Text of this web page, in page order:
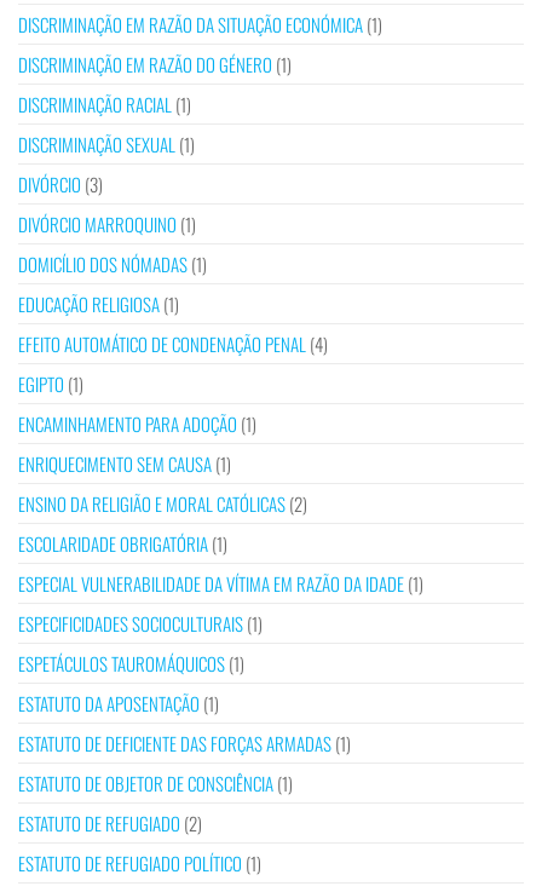
DISCRIMINAÇÃO EM RAZÃO DA SITUAÇÃO ECONÓMICA(1)
DISCRIMINAÇÃO EM RAZÃO DO GÉNERO (1)
DISCRIMINAÇÃO RACIAL (1)
DISCRIMINAÇÃO SEXUAL (1)
DIVÓRCIO (3)
DIVÓRCIO MARROQUINO (1)
DOMICÍLIO DOS NÓMADAS(1)
EDUCAÇÃO RELIGIOSA(1)
EFEITO AUTOMÁTICO DE CONDENAÇÃO PENAL (4)
EGIPTO (1)
ENCAMINHAMENTO PARA ADOÇÃO (1)
ENRIQUECIMENTO SEM CAUSA(1)
ENSINO DA RELIGIÃO E MORAL CATÓLICAS(2)
ESCOLARIDADE OBRIGATÓRIA(1)
ESPECIAL VULNERABILIDADE DA VÍTIMA EM RAZÃO DA IDADE(1)
ESPECIFICIDADES SOCIOCULTURAIS(1)
ESPETÁCULOS TAUROMÁQUICOS(1)
ESTATUTO DA APOSENTAÇÃO (1)
ESTATUTO DE DEFICIENTE DAS FORÇAS ARMADAS(1)
ESTATUTO DE OBJETOR DE CONSCIÊNCIA(1)
ESTATUTO DE REFUGIADO (2)
ESTATUTO DE REFUGIADO POLÍTICO (1)